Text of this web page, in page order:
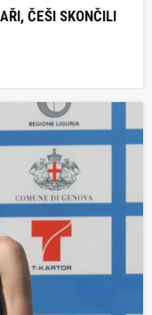
ČEŠI SKONČILI